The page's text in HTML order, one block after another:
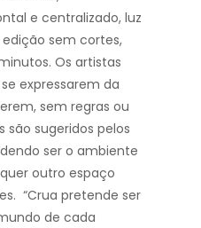
e centralizado, luz
sem cortes,
Os artistas
expressarem da
sem regras ou
são sugeridos pelos
ser o ambiente
outro espaço
“Crua pretende ser
de cada